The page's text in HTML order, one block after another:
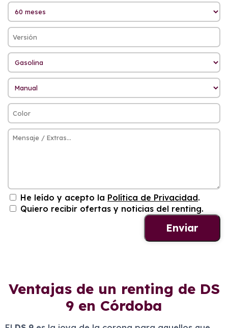
He leído y acepto la Política de Privacidad.
Quiero recibir ofertas y noticias del renting.
Ventajas de un renting de DS
9 en Córdoba